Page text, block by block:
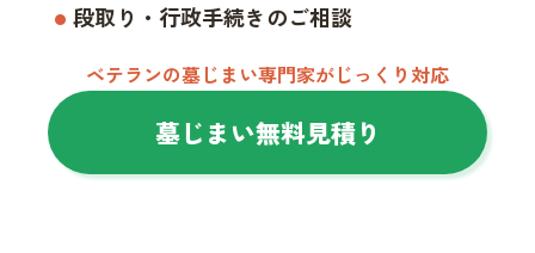
段取り・行政手続きのご相談
ベテランの墓じまい専門家がじっくり対応
墓じまい無料見積り